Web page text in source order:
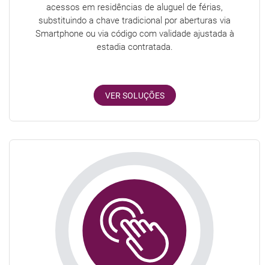
acessos em residências de aluguel de férias,
substituindo a chave tradicional por aberturas via
Smartphone ou via código com validade ajustada à
estadia contratada.
VER SOLUÇÕES